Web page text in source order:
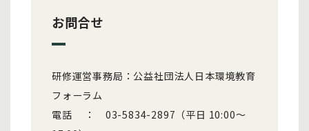
お問合せ
研修運営事務局：公益社団法人日本環境教育
フォーラム
電話 ： 03-5834-2897（平日 10:00～